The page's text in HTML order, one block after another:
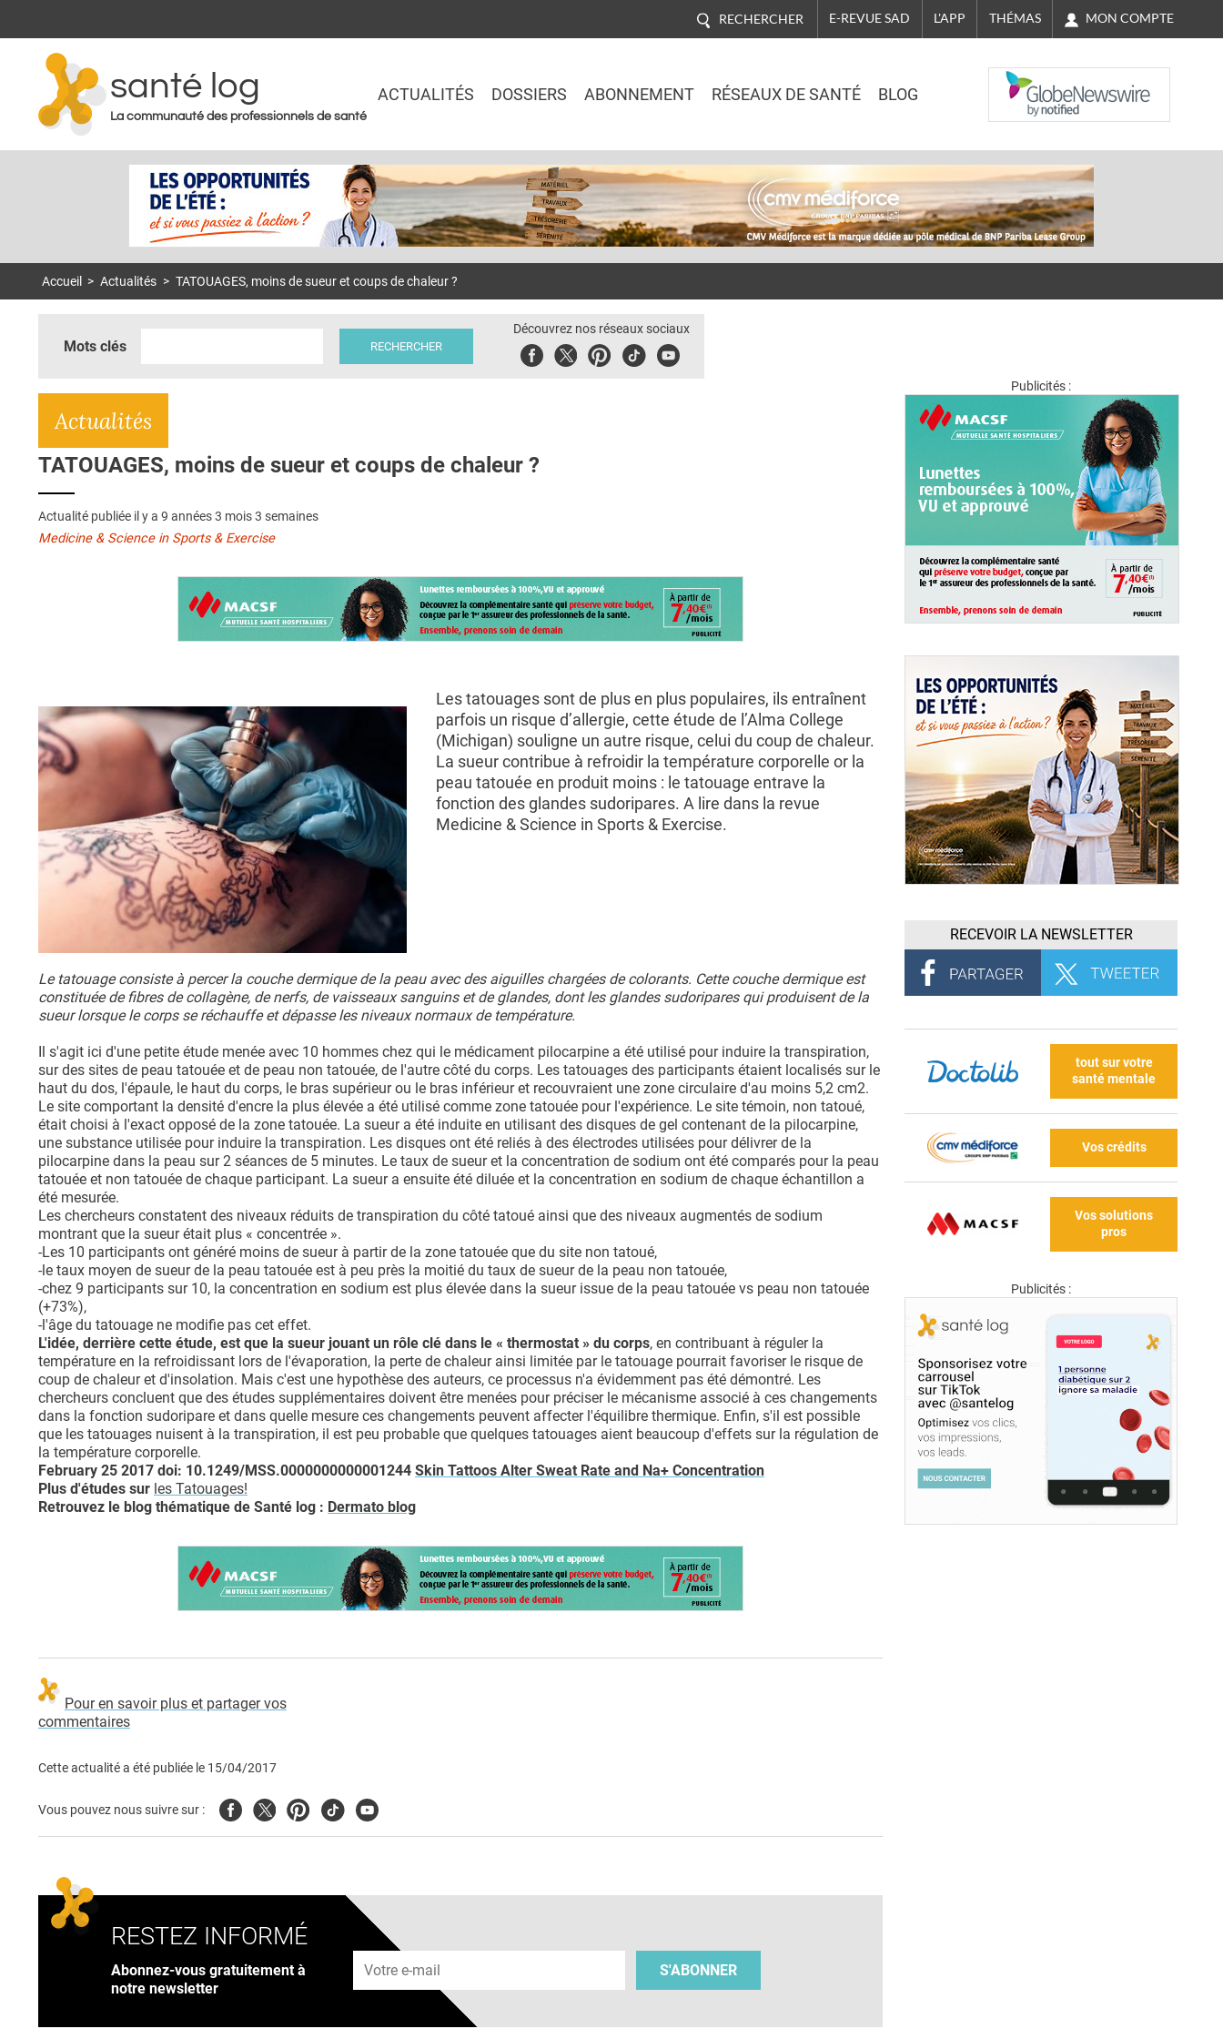
RECHERCHER E-REVUE SAD L'APP THÉMAS MON COMPTE
santé log
La communauté des professionnels de santé
ACTUALITÉS DOSSIERS ABONNEMENT RÉSEAUX DE SANTÉ BLOG
NASDAQ
Accueil > Actualités > TATOUAGES, moins de sueur et coups de chaleur ?
Mots clés
Découvrez nos réseaux sociaux
FacebookTwitterPinterest
TiktokYoubute
Actualités
TATOUAGES, moins de sueur et coups de chaleur ?
Actualité publiée il y a 9 années 3 mois 3 semaines
Medicine & Science in Sports & Exercise
Les tatouages ​​sont de plus en plus populaires, ils entraînent
parfois un risque d’allergie, cette étude de l’Alma College
(Michigan) souligne un autre risque, celui du coup de chaleur.
La sueur contribue à refroidir la température corporelle or la
peau tatouée en produit moins : le tatouage entrave la
fonction des glandes sudoripares. A lire dans la revue
Medicine & Science in Sports & Exercise.
Le tatouage consiste à percer la couche dermique de la peau avec des aiguilles chargées de colorants. Cette couche dermique est
constituée de fibres de collagène, de nerfs, de vaisseaux sanguins et de glandes, dont les glandes sudoripares qui produisent de la
sueur lorsque le corps se réchauffe et dépasse les niveaux normaux de température.
Il s'agit ici d'une petite étude menée avec 10 hommes chez qui le médicament pilocarpine a été utilisé pour induire la transpiration,
sur des sites de peau tatouée et de peau non tatouée, de l'autre côté du corps. Les tatouages des participants étaient localisés sur le
haut du dos, l'épaule, le haut du corps, le bras supérieur ou le bras inférieur et recouvraient une zone circulaire d'au moins 5,2 cm2.
Le site comportant la densité d'encre la plus élevée a été utilisé comme zone tatouée pour l'expérience. Le site témoin, non tatoué,
était choisi à l'exact opposé de la zone tatouée. La sueur a été induite en utilisant des disques de gel contenant de la pilocarpine,
une substance utilisée pour induire la transpiration. Les disques ont été reliés à des électrodes utilisées pour délivrer de la
pilocarpine dans la peau sur 2 séances de 5 minutes. Le taux de sueur et la concentration de sodium ont été comparés pour la peau
tatouée et non tatouée de chaque participant. La sueur a ensuite été diluée et la concentration en sodium de chaque échantillon a
été mesurée.
Les chercheurs constatent des niveaux réduits de transpiration du côté tatoué ainsi que des niveaux augmentés de sodium
montrant que la sueur était plus « concentrée ».
-Les 10 participants ont généré moins de sueur à partir de la zone tatouée que du site non tatoué,
-le taux moyen de sueur de la peau tatouée est à peu près la moitié du taux de sueur de la peau non tatouée,
-chez 9 participants sur 10, la concentration en sodium est plus élevée dans la sueur issue de la peau tatouée vs peau non tatouée
(+73%),
-l'âge du tatouage ne modifie pas cet effet.
L'idée, derrière cette étude, est que la sueur jouant un rôle clé dans le « thermostat » du corps, en contribuant à réguler la
température en la refroidissant lors de l'évaporation, la perte de chaleur ainsi limitée par le tatouage pourrait favoriser le risque de
coup de chaleur et d'insolation. Mais c'est une hypothèse des auteurs, ce processus n'a évidemment pas été démontré. Les
chercheurs concluent que des études supplémentaires doivent être menées pour préciser le mécanisme associé à ces changements
dans la fonction sudoripare et dans quelle mesure ces changements peuvent affecter l'équilibre thermique. Enfin, s'il est possible
que les tatouages ​​nuisent à la transpiration, il est peu probable que quelques tatouages ​​aient beaucoup d'effets sur la régulation de
la température corporelle.
February 25 2017 doi: 10.1249/MSS.0000000000001244 Skin Tattoos Alter Sweat Rate and Na+ Concentration
Plus d'études sur les Tatouages!
Retrouvez le blog thématique de Santé log : Dermato blog
Pour en savoir plus et partager vos
commentaires
Cette actualité a été publiée le 15/04/2017
Vous pouvez nous suivre sur : FacebookTwitterPinterest
TiktokYoutube
RESTEZ INFORMÉ
Abonnez-vous gratuitement à
notre newsletter
Adresse e-mail
S'ABONNER
Publicités :
RECEVOIR LA NEWSLETTER
tout sur votre
santé mentale
Vos crédits
Vos solutions
pros
Publicités :